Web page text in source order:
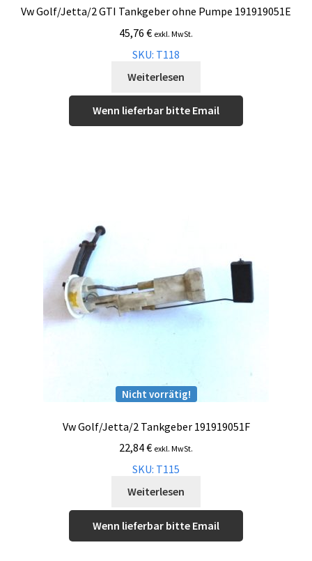
Vw Golf/Jetta/2 GTI Tankgeber ohne Pumpe 191919051E
45,76 € exkl. MwSt.
SKU: T118
Weiterlesen
Wenn lieferbar bitte Email
Nicht vorrätig!
Vw Golf/Jetta/2 Tankgeber 191919051F
22,84€ exkl. MwSt.
SKU: T115
Weiterlesen
Wenn lieferbar bitte Email